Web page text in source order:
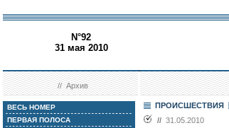
N°92
31 мая 2010
//Архив
ВЕСЬ НОМЕР
ПЕРВАЯ ПОЛОСА
ПРОИСШЕСТВИЯ
// 31.05.2010